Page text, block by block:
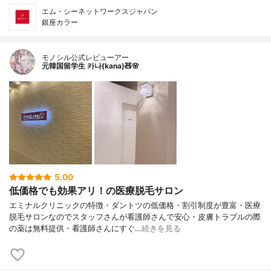
エム・シーネットワークスジャパン
銀座カラー
モノシル公式レビューアー
元韓国留学生 카나(kana)🧸🌸
5.00
低価格でも効果アリ！の医療脱毛サロン
エミナルクリニックの特徴・ダントツの低価格・割引制度が豊富・医療
脱毛サロンなのでスタッフさんが看護師さんで安心・皮膚トラブルの際
の薬は無料提供・看護師さんにすぐ…続きを見る